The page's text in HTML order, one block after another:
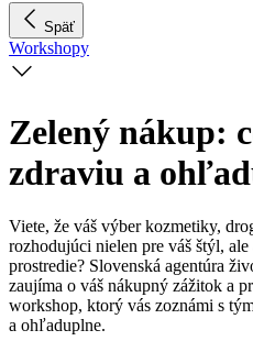
Späť
Workshopy
Zelený nákup:
zdraviu a
Viete, že váš výber kozmetiky,
rozhodujúci nielen pre váš štýl,
prostredie? Slovenská agentúra
zaujíma o váš nákupný zážitok a
workshop, ktorý vás zoznámi s
a ohľaduplne.